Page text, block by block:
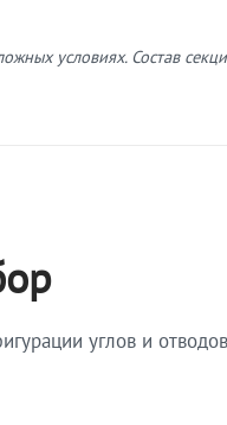
условиях. Состав
углов и